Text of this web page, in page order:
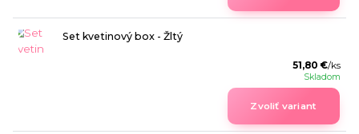
Set kvetinový box - Žltý
51,80 €/ks
Skladom
Zvoliť variant